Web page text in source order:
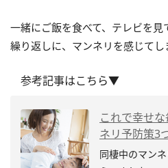
一緒にご飯を食べて、テレビを
繰り返しに、マンネリを感じてし
参考記事はこちら▼
これで幸せ
ネリ予防策3
同棲中のマン